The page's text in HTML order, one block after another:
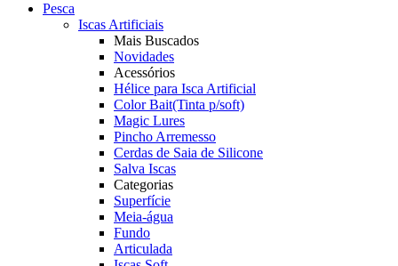
Pesca
Iscas Artificiais
Mais Buscados
Novidades
Acessórios
Hélice para Isca Artificial
Color Bait(Tinta p/soft)
Magic Lures
Pincho Arremesso
Cerdas de Saia de Silicone
Salva Iscas
Categorias
Superfície
Meia-água
Fundo
Articulada